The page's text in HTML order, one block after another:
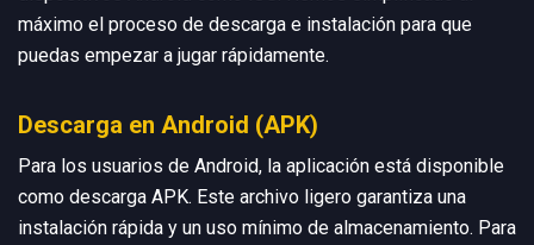
máximo el proceso de descarga e instalación para que
puedas empezar a jugar rápidamente.
Descarga en Android (APK)
Para los usuarios de Android, la aplicación está disponible
como descarga APK. Este archivo ligero garantiza una
instalación rápida y un uso mínimo de almacenamiento. Para